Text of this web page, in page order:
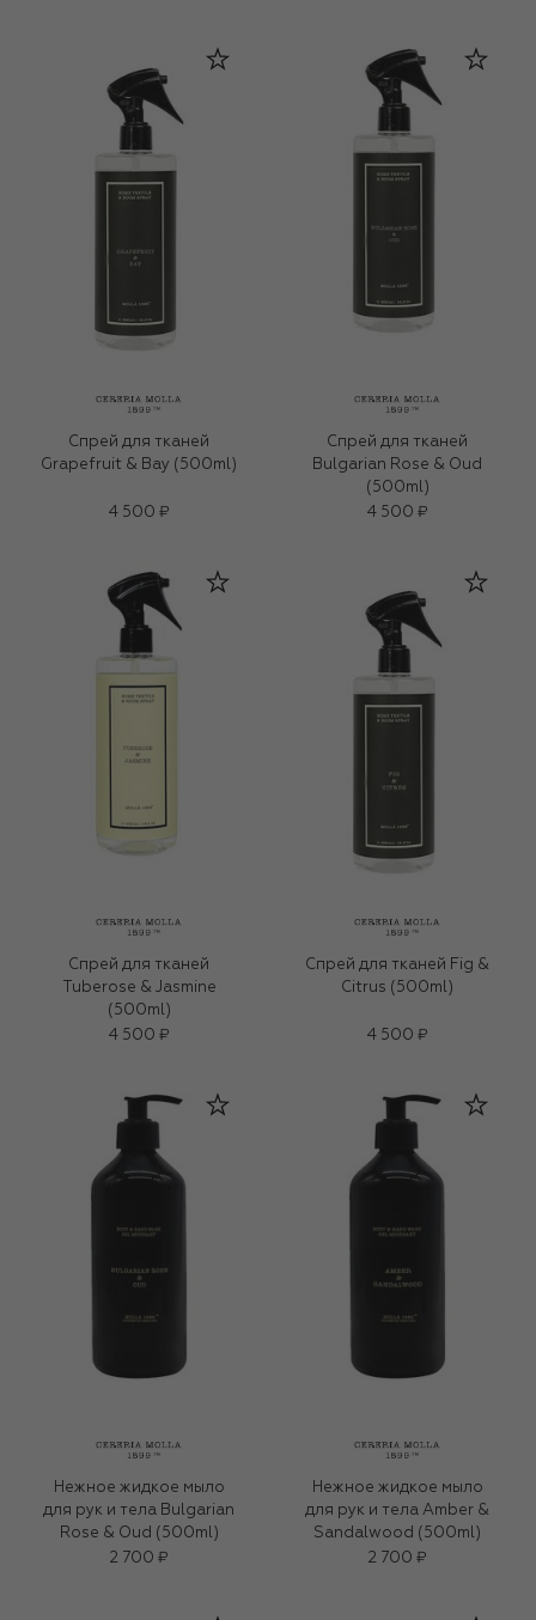
Спрей для тканей
Grapefruit & Bay (500ml)
4 500 ₽
Спрей для тканей
Bulgarian Rose & Oud
(500ml)
4 500 ₽
Спрей для тканей
Tuberose & Jasmine
(500ml)
4 500 ₽
Спрей для тканей Fig &
Citrus (500ml)
4 500 ₽
Нежное жидкое мыло
для рук и тела Bulgarian
Rose & Oud (500ml)
2 700 ₽
Нежное жидкое мыло
для рук и тела Amber &
Sandalwood (500ml)
2 700 ₽